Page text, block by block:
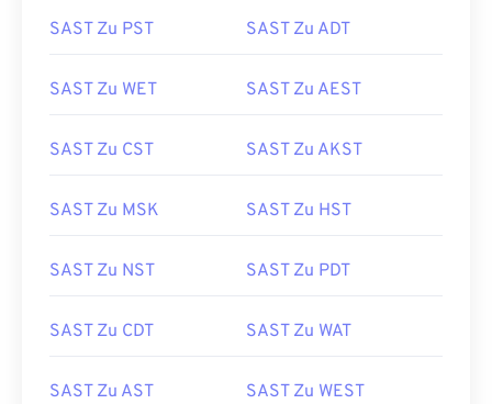
SAST Zu PST SAST Zu ADT
SAST Zu WET SAST Zu AEST
SAST Zu CST SAST Zu AKST
SAST Zu MSK SAST Zu HST
SAST Zu NST SAST Zu PDT
SAST Zu CDT SAST Zu WAT
SAST Zu AST SAST Zu WEST